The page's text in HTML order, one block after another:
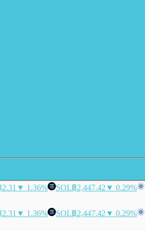
▼ 1.36% SOL฿2,447.42 ▼ 0.29%
▼ 1.36% SOL฿2,447.42 ▼ 0.29%